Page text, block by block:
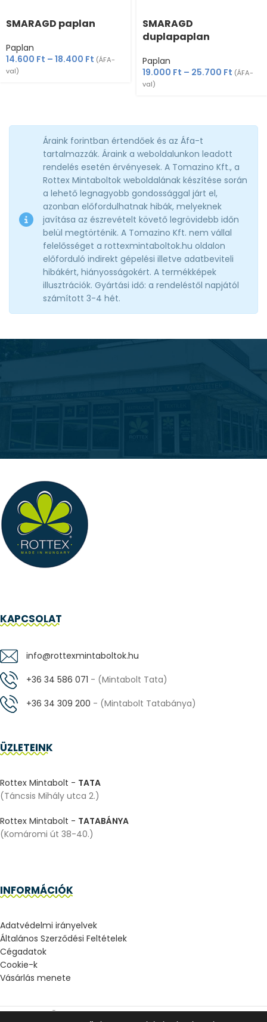
SMARAGD paplan
Paplan
14.600 Ft – 18.400 Ft (ÁFA-
val)
SMARAGD
duplapaplan
Paplan
19.000 Ft – 25.700 Ft (ÁFA-
val)
Áraink forintban értendőek és az Áfa-t
tartalmazzák. Áraink a weboldalunkon leadott
rendelés esetén érvényesek. A Tomazino Kft., a
Rottex Mintaboltok weboldalának készítése során
a lehető legnagyobb gondossággal járt el,
azonban előfordulhatnak hibák, melyeknek
javítása az észrevételt követő legrövidebb időn
belül megtörténik. A Tomazino Kft. nem vállal
felelősséget a rottexmintaboltok.hu oldalon
előforduló indirekt gépelési illetve adatbeviteli
hibákért, hiányosságokért. A termékképek
illusztrációk. Gyártási idő: a rendeléstől napjától
számított 3-4 hét.
KAPCSOLAT
info@rottexmintaboltok.hu
+36 34 586 071 - (Mintabolt Tata)
+36 34 309 200 - (Mintabolt Tatabánya)
ÜZLETEINK
Rottex Mintabolt - TATA
(Táncsis Mihály utca 2.)
Rottex Mintabolt - TATABÁNYA
(Komáromi út 38-40.)
INFORMÁCIÓK
Adatvédelmi irányelvek
Általános Szerződési Feltételek
Cégadatok
Cookie-k
Vásárlás menete
2023 ROTTEXMINTABOLTOK.HU - TOMAZINO KFT.